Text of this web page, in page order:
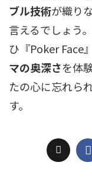
ブル技術が織り
言えるでしょう
ひ『Poker Face
マの奥深さを体
たの心に忘れら
す。